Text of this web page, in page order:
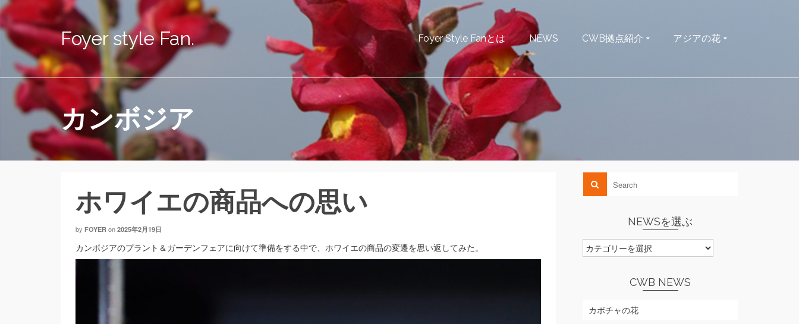
Foyer style Fan. Foyer Style Fanとは NEWS CWB拠点紹介 アジアの花
カンボジア
ホワイエの商品への思い
by FOYER on 2025年2月19日
カンボジアのプラント＆ガーデンフェアに向けて準備をする中で、ホワイエの商品の変遷を思い返してみた。
NEWSを選ぶ
NEWS
を
CWB NEWS
カボチャの花